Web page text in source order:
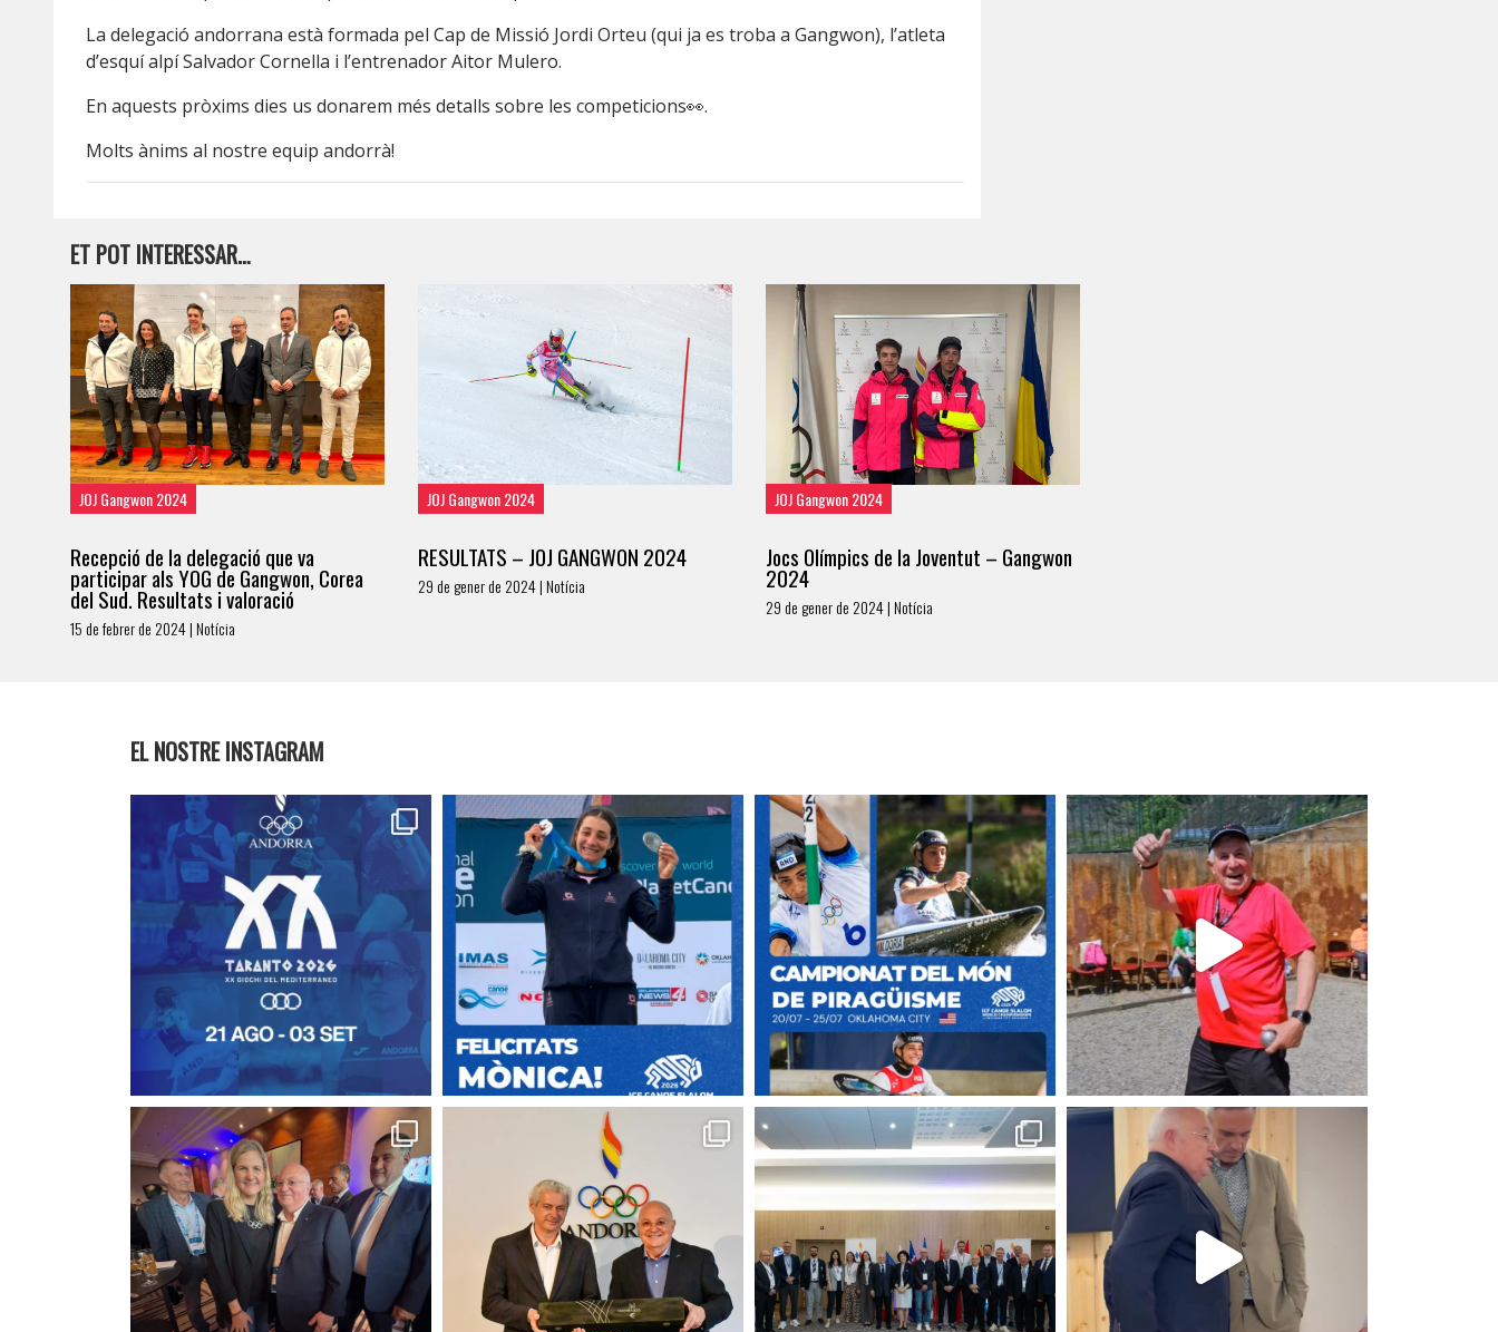
La delegació andorrana està formada pel Cap de Missió Jordi Orteu (qui ja es troba a Gangwon), l’atleta
d’esquí alpí Salvador Cornella i l’entrenador Aitor Mulero.
En aquests pròxims dies us donarem més detalls sobre les competicions👀.
Molts ànims al nostre equip andorrà!
ET POT INTERESSAR…
JOJ Gangwon 2024
Recepció de la delegació que va
participar als YOG de Gangwon, Corea
del Sud. Resultats i valoració
15 de febrer de 2024 | Notícia
JOJ Gangwon 2024
RESULTATS – JOJ GANGWON 2024
29 de gener de 2024 | Notícia
JOJ Gangwon 2024
Jocs Olímpics de la Joventut – Gangwon
2024
29 de gener de 2024 | Notícia
EL NOSTRE INSTAGRAM